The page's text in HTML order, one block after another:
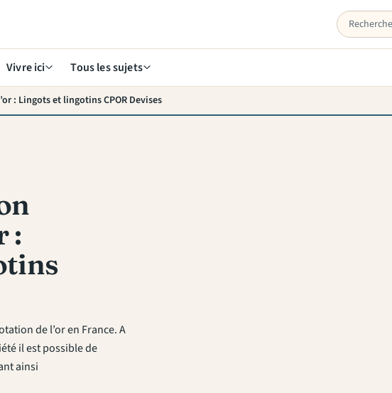
Vivre ici Tous les sujets
: Lingots et lingotins CPOR Devises
:
de l’or en France. A
il est possible de
ainsi